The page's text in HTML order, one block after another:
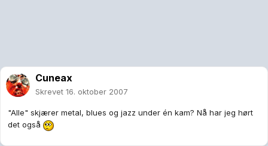
Cuneax
Skrevet 16. oktober 2007
"Alle" skjærer metal, blues og jazz under én kam? Nå har jeg hørt
det også